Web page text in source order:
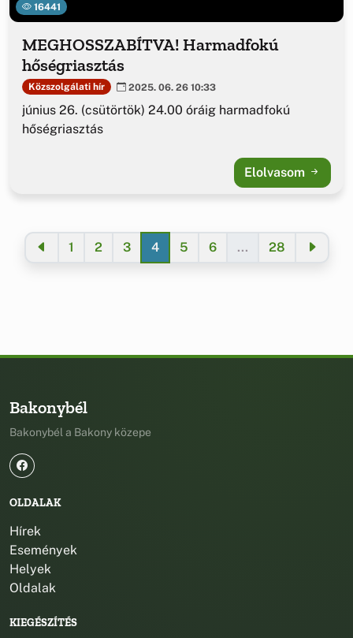
16441
MEGHOSSZABÍTVA! Harmadfokú
hőségriasztás
Közszolgálati hír 2025. 06. 26 10:33
június 26. (csütörtök) 24.00 óráig harmadfokú
hőségriasztás
Elolvasom
1 2 3 4 5 6 ... 28
Bakonybél
Bakonybél a Bakony közepe
OLDALAK
Hírek
Események
Helyek
Oldalak
KIEGÉSZÍTÉS